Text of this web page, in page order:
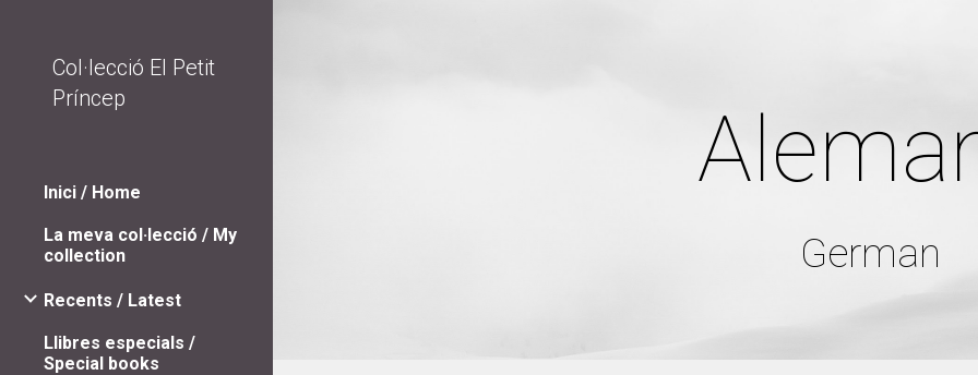
Col·lecció El Petit
Príncep
Inici / Home
La meva col·lecció / My
collection
Recents / Latest
Llibres especials /
Special books
German